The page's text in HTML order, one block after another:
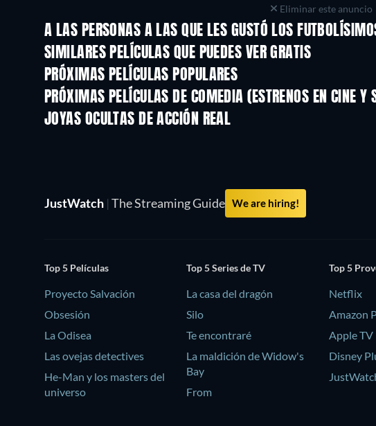
Eliminar este anuncio
A LAS PERSONAS A LAS QUE LES GUSTÓ LOS
SIMILARES PELÍCULAS QUE PUEDES VER GRATIS
PRÓXIMAS PELÍCULAS POPULARES
PRÓXIMAS PELÍCULAS DE COMEDIA (ESTRENOS EN CINE Y
JOYAS OCULTAS DE ACCIÓN REAL
JustWatch | The Streaming Guide We are hiring!
Top 5 Películas
Proyecto Salvación
Obsesión
La Odisea
Las ovejas detectives
He-Man y los masters del
universo
Top 5 Series de TV
La casa del dragón
Silo
Te encontraré
La maldición de Widow's
Bay
From
Top 5
Netflix
Amazon
Apple TV
Disney